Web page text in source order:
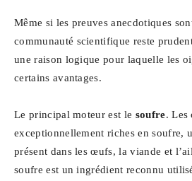
Même si les preuves anecdotiques
communauté scientifique reste
une raison logique pour laquelle les
certains avantages.
Le principal moteur est le soufre. Les
exceptionnellement riches en soufre,
présent dans les œufs, la viande et
soufre est un ingrédient reconnu